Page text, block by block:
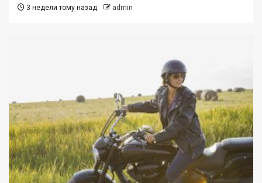
3 недели тому назад admin